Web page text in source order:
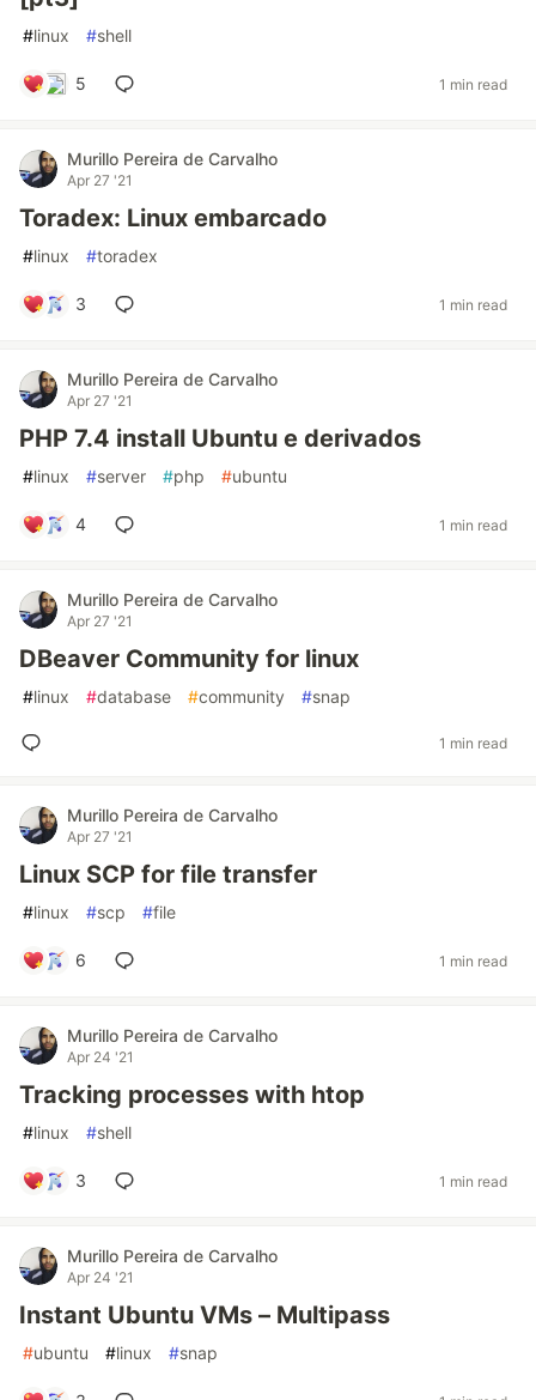
#linux #shell
5 1 min read
Murillo Pereira de Carvalho
Apr 27 '21
Toradex: Linux embarcado
#linux #toradex
3 1 min read
Murillo Pereira de Carvalho
Apr 27 '21
PHP 7.4 install Ubuntu e derivados
#linux #server #php #ubuntu
4 1 min read
Murillo Pereira de Carvalho
Apr 27 '21
DBeaver Community for linux
#linux #database #community #snap
1 min read
Murillo Pereira de Carvalho
Apr 27 '21
Linux SCP for file transfer
#linux #scp #file
6 1 min read
Murillo Pereira de Carvalho
Apr 24 '21
Tracking processes with htop
#linux #shell
3 1 min read
Murillo Pereira de Carvalho
Apr 24 '21
Instant Ubuntu VMs – Multipass
#ubuntu #linux #snap